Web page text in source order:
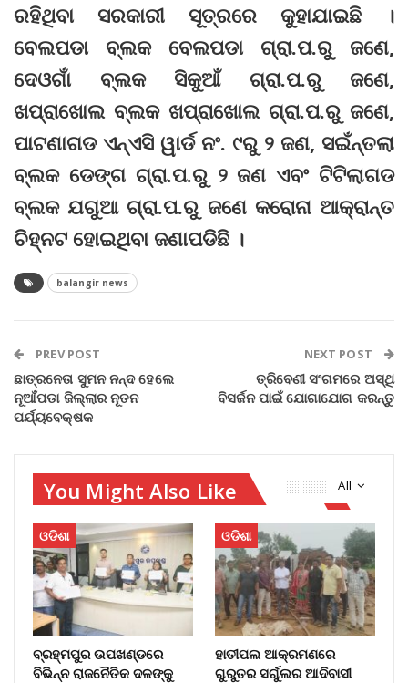
ରହିଥିବା ସରକାରୀ ସୂତ୍ରରେ କୁହାଯାଇଛି ।
ବେଲପଡା ବ୍ଲକ ବେଲପଡା ଗ୍ରା.ପ.ରୁ ଜଣେ,
ଦେଓଗାଁ ବ୍ଲକ ସିକୁଆଁ ଗ୍ରା.ପ.ରୁ ଜଣେ,
ଖପ୍ରାଖୋଲ ବ୍ଲକ ଖପ୍ରାଖୋଲ ଗ୍ରା.ପ.ରୁ ଜଣେ,
ପାଟଣାଗଡ ଏନ୍‌ଏସି ୱାର୍ଡ ନଂ. ୯ରୁ ୨ ଜଣ, ସଇଁନ୍ତଲା
ବ୍ଲକ ଡେଙ୍ଗ ଗ୍ରା.ପ.ରୁ ୨ ଜଣ ଏବଂ ଟିଟିଲାଗଡ
ବ୍ଲକ ଯଗୁଆ ଗ୍ରା.ପ.ରୁ ଜଣେ କରୋନା ଆକ୍ରାନ୍ତ
ଚିହ୍ନଟ ହୋଇଥିବା ଜଣାପଡିଛି ।
balangir news
PREV POST
ଛାତ୍ରନେତା ସୁମନ ନନ୍ଦ ହେଲେ
ନୂଆଁପଡା ଜିଲ୍ଲାର ନୂତନ
ପର୍ଯ୍ୟବେକ୍ଷକ
NEXT POST
ତ୍ରିବେଣୀ ସଂଗମରେ ଅସ୍ଥି
ବିସର୍ଜନ ପାଇଁ ଯୋଗାଯୋଗ କରନ୍ତୁ
All
You Might Also Like
ଓଡିଶା
ବ୍ରହ୍ମପୁର ଉପଖଣ୍ଡରେ
ବିଭିନ୍ନ ରାଜନୈତିକ ଦଳଙ୍କୁ
ଓଡିଶା
ହାତୀପଲ ଆକ୍ରମଣରେ
ଗୁରୁତର ସର୍ଗୁଲର ଆଦିବାସୀ